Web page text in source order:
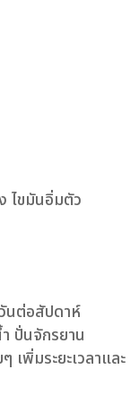
ไขมันอิ่มตัว
นต่อสัปดาห์
ปั่นจักรยาน
เพิ่มระยะเวลาและ